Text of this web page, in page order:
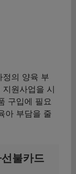
정의 양육 부
원사업을 시
구입에 필요
아 부담을 줄
불카드